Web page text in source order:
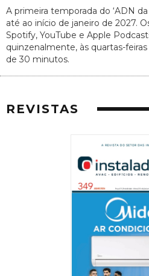
A primeira temporada do ‘ADN
até ao início de janeiro de 2027.
Spotify, YouTube e Apple
quinzenalmente, às quartas-
de 30 minutos.
REVISTAS